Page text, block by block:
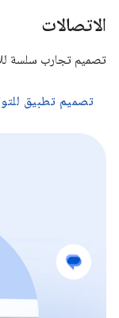
الاتصالات
تصميم تجارب سلسة
تصميم تطبيق